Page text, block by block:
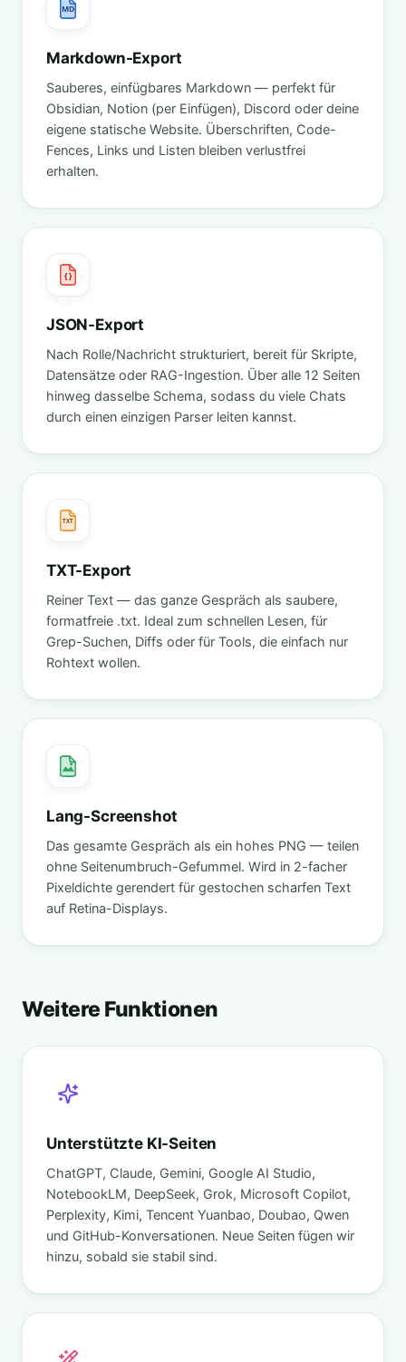
MD
Markdown-Export
Sauberes, einfügbares Markdown — perfekt für
Obsidian, Notion (per Einfügen), Discord oder deine
eigene statische Website. Überschriften, Code-
Fences, Links und Listen bleiben verlustfrei
erhalten.
{ }
JSON-Export
Nach Rolle/Nachricht strukturiert, bereit für Skripte,
Datensätze oder RAG-Ingestion. Über alle 12 Seiten
hinweg dasselbe Schema, sodass du viele Chats
durch einen einzigen Parser leiten kannst.
TXT
TXT-Export
Reiner Text — das ganze Gespräch als saubere,
formatfreie .txt. Ideal zum schnellen Lesen, für
Grep-Suchen, Diffs oder für Tools, die einfach nur
Rohtext wollen.
Lang-Screenshot
Das gesamte Gespräch als ein hohes PNG — teilen
ohne Seitenumbruch-Gefummel. Wird in 2-facher
Pixeldichte gerendert für gestochen scharfen Text
auf Retina-Displays.
Weitere Funktionen
Unterstützte KI-Seiten
ChatGPT, Claude, Gemini, Google AI Studio,
NotebookLM, DeepSeek, Grok, Microsoft Copilot,
Perplexity, Kimi, Tencent Yuanbao, Doubao, Qwen
und GitHub-Konversationen. Neue Seiten fügen wir
hinzu, sobald sie stabil sind.